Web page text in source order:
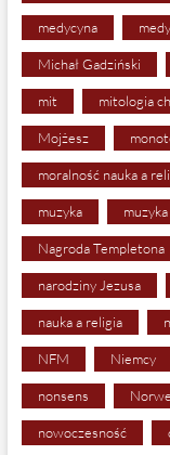
medycyna
Michał Gadziński
mit mitologia
Mojżesz
moralność nauka a
muzyka
Nagroda Templetona
narodziny Jezusa
nauka a religia
NFM Niemcy
nonsens
nowoczesność